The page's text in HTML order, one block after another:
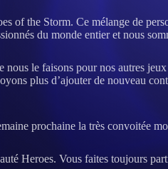
of the Storm. Ce mélange de
du monde entier et nous
le faisons pour nos autres
plus d’ajouter de nouveau
prochaine la très convoitée
Heroes. Vous faites toujours